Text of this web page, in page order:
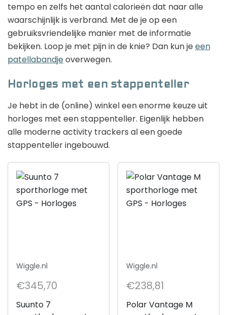
tempo en zelfs het aantal calorieën dat naar alle
waarschijnlijk is verbrand. Met de je op een
gebruiksvriendelijke manier met de informatie
bekijken. Loop je met pijn in de knie? Dan kun jeeen
patellabandjeoverwegen.
Horloges met een stappenteller
Je hebt in de (online) winkel een enorme keuze uit
horloges met een stappenteller. Eigenlijk hebben
alle moderne activity trackers al een goede
stappenteller ingebouwd.
Wiggle.nl
€345,70
Suunto 7
Wiggle.nl
€238,81
Polar Vantage M